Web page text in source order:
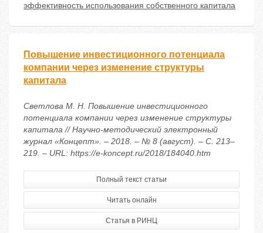
эффективность использования собственного капитала
Повышение инвестиционного потенциала
компании через изменение структуры
капитала
Светлова М. Н. Повышение инвестиционного
потенциала компании через изменение структуры
капитала // Научно-методический электронный
журнал «Концепт». – 2018. – № 8 (август). – С. 213–
219. – URL: https://e-koncept.ru/2018/184040.htm
Полный текст статьи
Читать онлайн
Статья в РИНЦ